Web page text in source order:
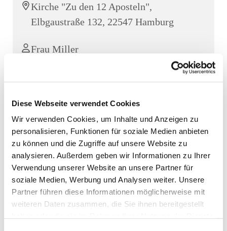
Diese Webseite verwendet Cookies
Wir verwenden Cookies, um Inhalte und Anzeigen zu
personalisieren, Funktionen für soziale Medien anbieten
zu können und die Zugriffe auf unsere Website zu
analysieren. Außerdem geben wir Informationen zu Ihrer
Verwendung unserer Website an unsere Partner für
soziale Medien, Werbung und Analysen weiter. Unsere
Partner führen diese Informationen möglicherweise mit
weiteren Daten zusammen, die Sie ihnen bereitgestellt
Kirche "Zu den 12 Aposteln",
Elbgaustraße 132, 22547 Hamburg
Frau Miller
In Kontakt sein mit Gleichgesinnten, russische
Traditionen pflegen und sich über den Alltag in
Deutschland austauschen - das ist der Kern der
russlanddeutschen Fruanegruppe, die sich im
Seniorentreff der Kirchengemeinde "Zu den 12 Aposteln"
trifft. Jeden Montag von 14-16 Uhr, Infos bei Diakonin
Kerstin Frerichs, Tel. 0176/47 666 706.